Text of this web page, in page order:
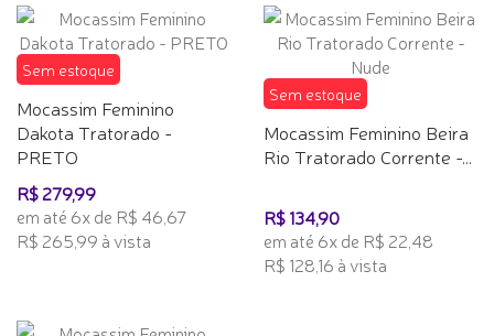
Sem estoque
Mocassim Feminino
Dakota Tratorado -
PRETO
R$ 279,99
em até 6x de R$ 46,67
R$ 265,99 à vista
Sem estoque
Mocassim Feminino Beira
Rio Tratorado Corrente -...
R$ 134,90
em até 6x de R$ 22,48
R$ 128,16 à vista